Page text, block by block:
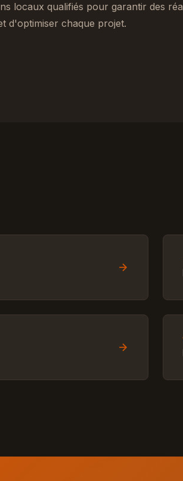
locaux qualifiés pour garantir des
d'optimiser chaque projet.